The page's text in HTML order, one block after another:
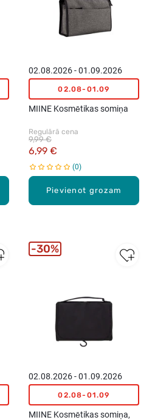
Pievienot grozam
02.08.2026 - 01.09.2026
02.08-01.09
MIINE Kosmētikas somiņa
Regulārā cena
6,99 €
9,99 €
0
02.08.2026 - 01.09.2026
02.08-01.09
MIINE Kosmētikas somiņa,
30%